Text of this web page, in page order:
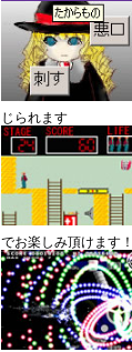
じられます
でお楽しみ頂けます！